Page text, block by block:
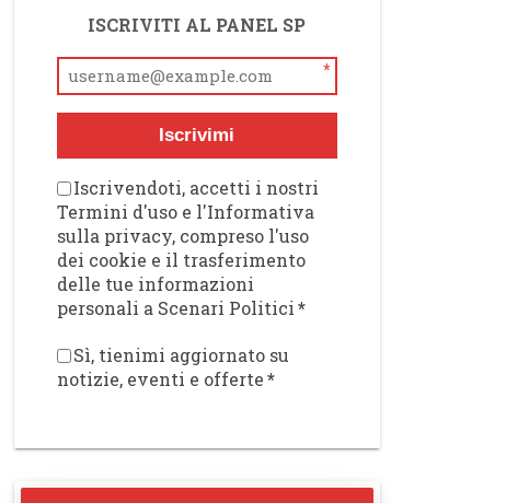
ISCRIVITI AL PANEL SP
*
Iscrivimi
Iscrivendoti, accetti i nostri
Termini d'uso e l'Informativa
sulla privacy, compreso l'uso
dei cookie e il trasferimento
delle tue informazioni
personali a Scenari Politici*
Sì, tienimi aggiornato su
notizie, eventi e offerte*